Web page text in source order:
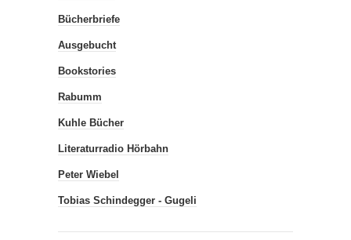
Bücherbriefe
Ausgebucht
Bookstories
Rabumm
Kuhle Bücher
Literaturradio Hörbahn
Peter Wiebel
Tobias Schindegger - Gugeli